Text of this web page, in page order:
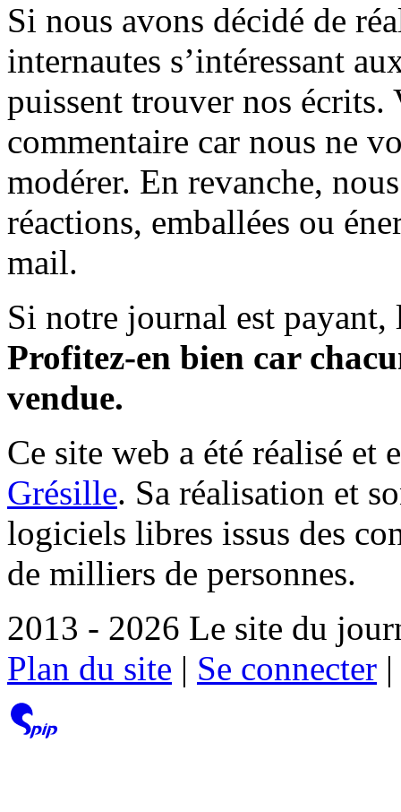
Si nous avons décidé de
internautes s’intéressant
puissent trouver nos écrits.
commentaire car nous ne
modérer. En revanche,
réactions, emballées ou
mail.
Si notre journal est payant,
Profitez-en bien car
vendue.
Ce site web a été réalisé et
Grésille. Sa réalisation et
logiciels libres issus des
de milliers de personnes.
2013 - 2026 Le site du
Plan du site | Se connecter |